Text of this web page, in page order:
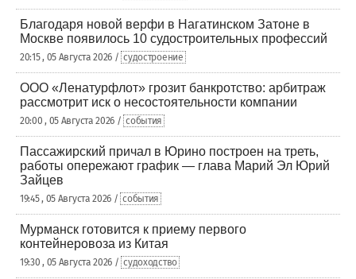
Благодаря новой верфи в Нагатинском Затоне в
Москве появилось 10 судостроительных профессий
20:15 , 05 Августа 2026 / судостроение
ООО «Ленатурфлот» грозит банкротство: арбитраж
рассмотрит иск о несостоятельности компании
20:00 , 05 Августа 2026 / события
Пассажирский причал в Юрино построен на треть,
работы опережают график — глава Марий Эл Юрий
Зайцев
19:45 , 05 Августа 2026 / события
Мурманск готовится к приему первого
контейнеровоза из Китая
19:30 , 05 Августа 2026 / судоходство